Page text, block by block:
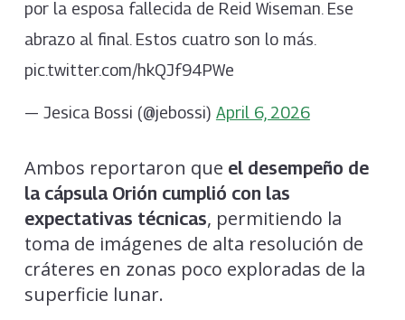
por la esposa fallecida de Reid Wiseman. Ese
abrazo al final. Estos cuatro son lo más.
pic.twitter.com/hkQJf94PWe
— Jesica Bossi (@jebossi) April 6, 2026
Ambos reportaron que el desempeño de
la cápsula Orión cumplió con las
expectativas técnicas, permitiendo la
toma de imágenes de alta resolución de
cráteres en zonas poco exploradas de la
superficie lunar.